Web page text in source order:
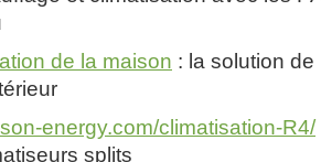
de la maison : la solution
energy.com/climatisation-R4/
splits